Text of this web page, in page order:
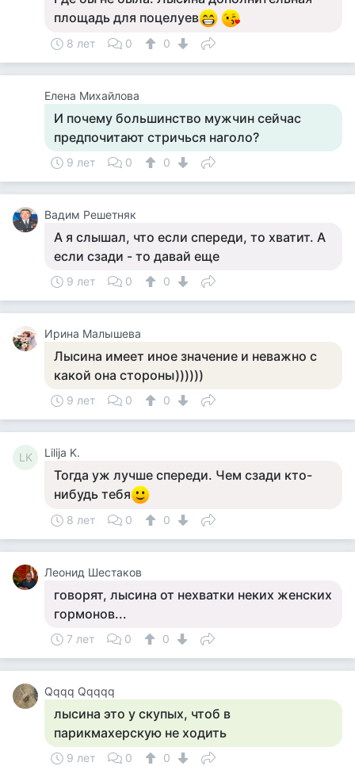
площадь для поцелуев
8 лет 0 0
Елена Михайлова
И почему большинство мужчин сейчас
предпочитают стричься наголо?
9 лет 0 0
Вадим Решетняк
А я слышал, что если спереди, то хватит. А
если сзади - то давай еще
9 лет 0 0
Ирина Малышева
Лысина имеет иное значение и неважно с
какой она стороны))))))
9 лет 0 0
LK Lilija K.
Тогда уж лучше спереди. Чем сзади кто-
нибудь тебя
8 лет 0 0
Леонид Шестаков
говорят, лысина от нехватки неких женских
гормонов...
7 лет 0 0
Qqqq Qqqqq
лысина это у скупых, чтоб в
парикмахерскую не ходить
9 лет 0 0